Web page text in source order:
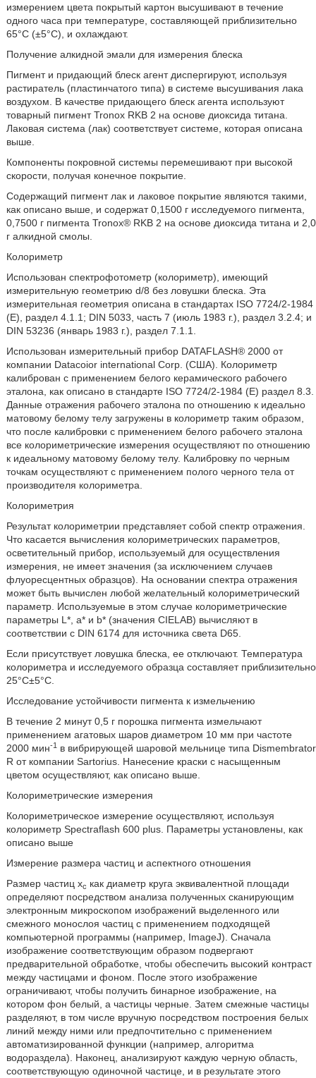
измерением цвета покрытый картон высушивают в течение
одного часа при температуре, составляющей приблизительно
65°С (±5°С), и охлаждают.
Получение алкидной эмали для измерения блеска
Пигмент и придающий блеск агент диспергируют, используя
растиратель (пластинчатого типа) в системе высушивания лака
воздухом. В качестве придающего блеск агента используют
товарный пигмент Tronox RKB 2 на основе диоксида титана.
Лаковая система (лак) соответствует системе, которая описана
выше.
Компоненты покровной системы перемешивают при высокой
скорости, получая конечное покрытие.
Содержащий пигмент лак и лаковое покрытие являются такими,
как описано выше, и содержат 0,1500 г исследуемого пигмента,
0,7500 г пигмента Tronox® RKB 2 на основе диоксида титана и 2,0
г алкидной смолы.
Колориметр
Использован спектрофотометр (колориметр), имеющий
измерительную геометрию d/8 без ловушки блеска. Эта
измерительная геометрия описана в стандартах ISO 7724/2-1984
(Е), раздел 4.1.1; DIN 5033, часть 7 (июль 1983 г.), раздел 3.2.4; и
DIN 53236 (январь 1983 г.), раздел 7.1.1.
Использован измерительный прибор DATAFLASH® 2000 от
компании Datacoior international Corp. (США). Колориметр
калиброван с применением белого керамического рабочего
эталона, как описано в стандарте ISO 7724/2-1984 (Е) раздел 8.3.
Данные отражения рабочего эталона по отношению к идеально
матовому белому телу загружены в колориметр таким образом,
что после калибровки с применением белого рабочего эталона
все колориметрические измерения осуществляют по отношению
к идеальному матовому белому телу. Калибровку по черным
точкам осуществляют с применением полого черного тела от
производителя колориметра.
Колориметрия
Результат колориметрии представляет собой спектр отражения.
Что касается вычисления колориметрических параметров,
осветительный прибор, используемый для осуществления
измерения, не имеет значения (за исключением случаев
флуоресцентных образцов). На основании спектра отражения
может быть вычислен любой желательный колориметрический
параметр. Используемые в этом случае колориметрические
параметры L*, а* и b* (значения CIELAB) вычисляют в
соответствии с DIN 6174 для источника света D65.
Если присутствует ловушка блеска, ее отключают. Температура
колориметра и исследуемого образца составляет приблизительно
25°С±5°С.
Исследование устойчивости пигмента к измельчению
В течение 2 минут 0,5 г порошка пигмента измельчают
применением агатовых шаров диаметром 10 мм при частоте
2000 мин-1в вибрирующей шаровой мельнице типа Dismembrator
R от компании Sartorius. Нанесение краски с насыщенным
цветом осуществляют, как описано выше.
Колориметрические измерения
Колориметрическое измерение осуществляют, используя
колориметр Spectraflash 600 plus. Параметры установлены, как
описано выше
Измерение размера частиц и аспектного отношения
Размер частиц xc как диаметр круга эквивалентной площади
определяют посредством анализа полученных сканирующим
электронным микроскопом изображений выделенного или
смежного монослоя частиц с применением подходящей
компьютерной программы (например, ImageJ). Сначала
изображение соответствующим образом подвергают
предварительной обработке, чтобы обеспечить высокий контраст
между частицами и фоном. После этого изображение
ограничивают, чтобы получить бинарное изображение, на
котором фон белый, а частицы черные. Затем смежные частицы
разделяют, в том числе вручную посредством построения белых
линий между ними или предпочтительно с применением
автоматизированной функции (например, алгоритма
водораздела). Наконец, анализируют каждую черную область,
соответствующую одиночной частице, и в результате этого